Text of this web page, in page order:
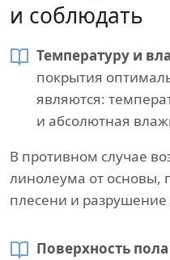
и соблюдать
Температуру и
покрытия
являются:
и абсолютная
В противном случае
линолеума от основы,
плесени и разрушение
Поверхность